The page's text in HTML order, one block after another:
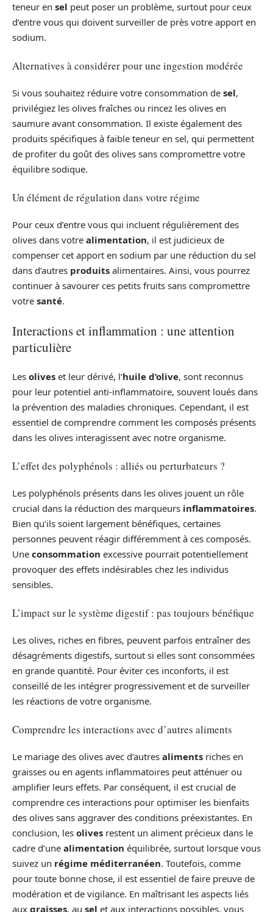
teneur en sel peut poser un problème, surtout pour ceux
d’entre vous qui doivent surveiller de près votre apport en
sodium.
Alternatives à considérer pour une ingestion modérée
Si vous souhaitez réduire votre consommation de sel,
privilégiez les olives fraîches ou rincez les olives en
saumure avant consommation. Il existe également des
produits spécifiques à faible teneur en sel, qui permettent
de profiter du goût des olives sans compromettre votre
équilibre sodique.
Un élément de régulation dans votre régime
Pour ceux d’entre vous qui incluent régulièrement des
olives dans votre alimentation, il est judicieux de
compenser cet apport en sodium par une réduction du sel
dans d’autres produits alimentaires. Ainsi, vous pourrez
continuer à savourer ces petits fruits sans compromettre
votre santé.
Interactions et inflammation : une attention
particulière
Les olives et leur dérivé, l’huile d’olive, sont reconnus
pour leur potentiel anti-inflammatoire, souvent loués dans
la prévention des maladies chroniques. Cependant, il est
essentiel de comprendre comment les composés présents
dans les olives interagissent avec notre organisme.
L’effet des polyphénols : alliés ou perturbateurs ?
Les polyphénols présents dans les olives jouent un rôle
crucial dans la réduction des marqueurs inflammatoires.
Bien qu’ils soient largement bénéfiques, certaines
personnes peuvent réagir différemment à ces composés.
Une consommation excessive pourrait potentiellement
provoquer des effets indésirables chez les individus
sensibles.
L’impact sur le système digestif : pas toujours bénéfique
Les olives, riches en fibres, peuvent parfois entraîner des
désagréments digestifs, surtout si elles sont consommées
en grande quantité. Pour éviter ces inconforts, il est
conseillé de les intégrer progressivement et de surveiller
les réactions de votre organisme.
Comprendre les interactions avec d’autres aliments
Le mariage des olives avec d’autres aliments riches en
graisses ou en agents inflammatoires peut atténuer ou
amplifier leurs effets. Par conséquent, il est crucial de
comprendre ces interactions pour optimiser les bienfaits
des olives sans aggraver des conditions préexistantes. En
conclusion, les olives restent un aliment précieux dans le
cadre d’une alimentation équilibrée, surtout lorsque vous
suivez un régime méditerranéen. Toutefois, comme
pour toute bonne chose, il est essentiel de faire preuve de
modération et de vigilance. En maîtrisant les aspects liés
aux graisses, au sel et aux interactions possibles, vous